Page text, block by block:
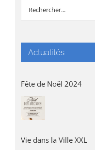
Rechercher:
Actualités
Fête de Noël 2024
Vie dans la Ville XXL